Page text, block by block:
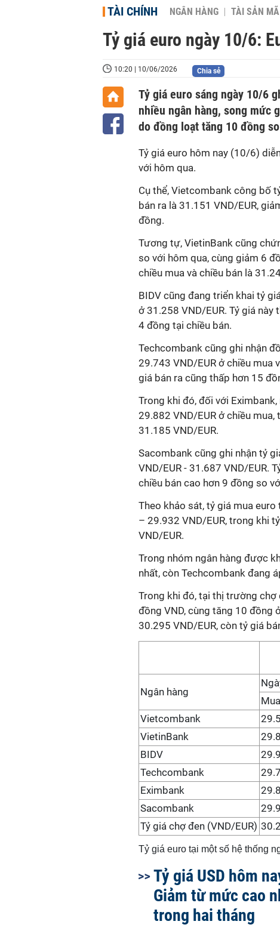
TÀI CHÍNH NGÂN HÀNG TÀI SẢN
Tỷ giá euro ngày 10/6:
10:20 | 10/06/2026 Chia sẻ
Tỷ giá euro sáng ngày 10/6
nhiều ngân hàng, song mức
do đồng loạt tăng 10 đồng
Tỷ giá euro hôm nay (10/6)
với hôm qua.
Cụ thể, Vietcombank công bố
bán ra là 31.151 VND/EUR,
đồng.
Tương tự, VietinBank cũng
so với hôm qua, cùng giảm 6
chiều mua và chiều bán là
BIDV cũng đang triển khai tỷ
ở 31.258 VND/EUR. Tỷ giá
4 đồng tại chiều bán.
Techcombank cũng ghi nhận
29.743 VND/EUR ở chiều
giá bán ra cũng thấp hơn 15
Trong khi đó, đối với
29.882 VND/EUR ở chiều
31.185 VND/EUR.
Sacombank cũng ghi nhận tỷ
VND/EUR - 31.687 VND/EUR.
chiều bán cao hơn 9 đồng so
Theo khảo sát, tỷ giá mua
– 29.932 VND/EUR, trong khi
VND/EUR.
Trong nhóm ngân hàng được
nhất, còn Techcombank đang
Trong khi đó, tại thị trường chợ
đồng VND, cùng tăng 10 đồng
30.295 VND/EUR, còn tỷ giá
Ngân hàng
Mua
Vietcombank
VietinBank
BIDV
Techcombank
Eximbank
Sacombank
Tỷ giá chợ đen (VND/EUR)
Tỷ giá euro tại một số hệ thống
Tỷ giá USD hôm
Giảm từ mức cao
trong hai tháng